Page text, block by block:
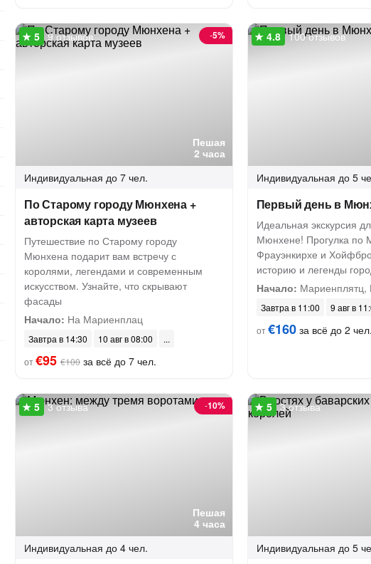
Пешая
2 часа
-5%
9 отзывов
Индивидуальная до 7 чел.
По Старому городу Мюнхена +
авторская карта музеев
Путешествие по Старому городу
Мюнхена подарит вам встречу с
королями, легендами и современным
искусством. Узнайте, что скрывают
фасады
Начало: На Мариенплац
Завтра в 14:30
10 авг в 08:00
от€95 €100 за всё до 7 чел.
100 отзывов
Индивидуальная до 5
Первый день в
Идеальная экскурсия
Мюнхене! Прогулка по
Фрауэнкирхе и
историю и легенды
Начало:
Завтра в 11:00
9 авг в
от€160за всё до 2 чел.
Пешая
4 часа
-10%
3 отзыва
Индивидуальная до 4 чел.
3 отзыва
Индивидуальная до 5